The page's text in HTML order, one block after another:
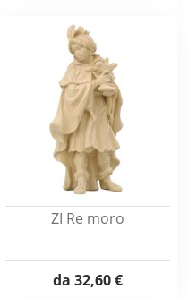
ZI Re moro
da 32,60 €